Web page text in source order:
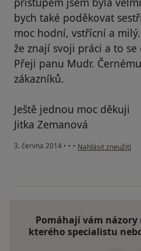
bych také poděkovat
moc hodní, vstřícní a
že znají svoji práci a to se
Přeji panu Mudr.
zákazníků.
Ještě jednou moc děkuji
Jitka Zemanová
3. června 2014 • • • podle názoru
Nahlásit zneužití
Pomáhají vám
kterého specialistu